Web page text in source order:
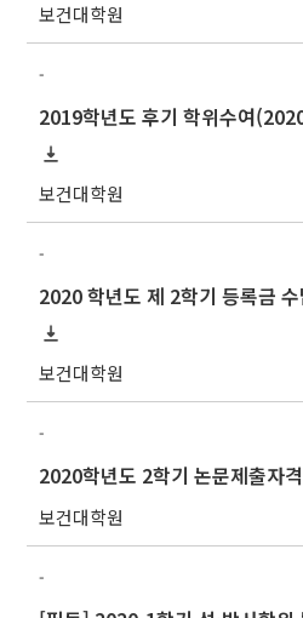
보건대학원
-
보건대학원
-
2020 학년도 제 2학기 등록금
보건대학원
-
보건대학원
-